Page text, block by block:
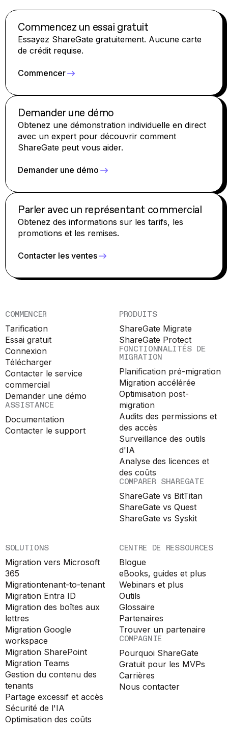
Commencez un essai gratuit
Essayez ShareGate gratuitement. Aucune carte
de crédit requise.
Commencer
Demander une démo
Obtenez une démonstration individuelle en direct
avec un expert pour découvrir comment
ShareGate peut vous aider.
Demander une démo
Parler avec un représentant commercial
Obtenez des informations sur les tarifs, les
promotions et les remises.
Contacter les ventes
COMMENCER
Tarification
Essai gratuit
Connexion
Télécharger
Contacter le service
commercial
Demander une démo
ASSISTANCE
Documentation
Contacter le support
PRODUITS
ShareGate Migrate
ShareGate Protect
FONCTIONNALITÉS DE
MIGRATION
Planification pré-migration
Migration accélérée
Optimisation post-
migration
Audits des permissions et
des accès
Surveillance des outils
d'IA
Analyse des licences et
des coûts
COMPARER SHAREGATE
ShareGate vs BitTitan
ShareGate vs Quest
ShareGate vs Syskit
SOLUTIONS
Migration vers Microsoft
365
Migrationtenant-to-tenant
Migration Entra ID
Migration des boîtes aux
lettres
Migration Google
workspace
Migration SharePoint
Migration Teams
Gestion du contenu des
tenants
Partage excessif et accès
Sécurité de l'IA
Optimisation des coûts
CENTRE DE RESSOURCES
Blogue
eBooks, guides et plus
Webinars et plus
Outils
Glossaire
Partenaires
Trouver un partenaire
COMPAGNIE
Pourquoi ShareGate
Gratuit pour les MVPs
Carrières
Nous contacter